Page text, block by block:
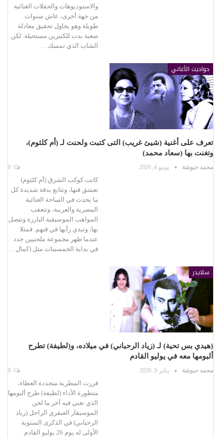
والاستوديوهات والحفلات الغنائية
من جهة أخرى، عاش سنوات
طويلة وهو يحاول تحقيق معادلة
صعبة بدت للكثيرين مستحيلة. لكن
الشاب الذي تمسك…
حواديت الأغاني
تعرف على أغنية (شيئ غريب) التى كتبت ولحنت لـ (أم كلثوم)،
وتغنت بها (سعاد محمد)
محمد حبوشة يونيو 4, 2026
كانت كوكب الشرق (أم كلثوم)
تعشق فنها، وتتابع بدقة شديدة كل
ما يحدث في الساحة الغنائية
المصرية والعربية، وتتعقب
المواهب الموسيقية البارزة وتتصل
بها، وتبدي رأيها في فنهم. فمثلا
عندما ظهر مجموعة ملحنيين جدد
في بداية الخمسينات مثل (كمال…
سلايدر
(هيدي بس تحية) لـ (زياد الرحباني) في ميلاده، و(لطيفة) تطرح
ألبومها معه في يوليو القادم
محمد حبوشة يناير 9, 2026
قررت المطربة متجددة العطاء،
متطورة الأداء (لطيفة) طرح ألبومها
الذي تغني فيه أخر ما لحن
الموسيقار العبقري الراحل (زياد
الرحباني) في الذكرى السنوية
الأولى له يوم 26 يوليو القادم.